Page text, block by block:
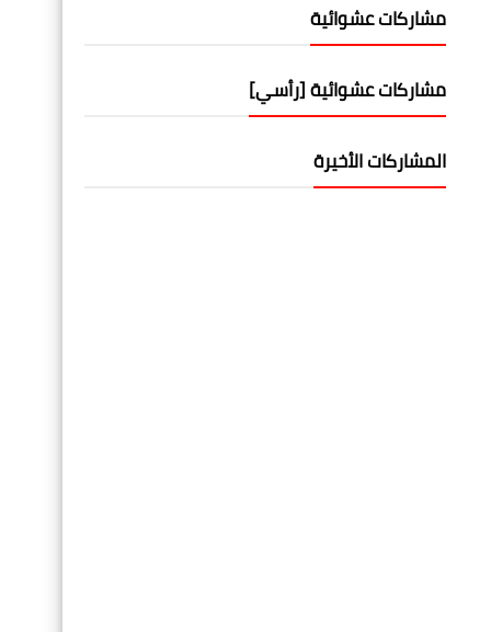
مشاركات عشوائية
مشاركات عشوائية [رأسي]
المشاركات الأخيرة